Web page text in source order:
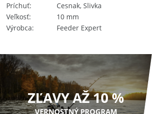
Príchuť
Cesnak, Slivka
Veľkosť
10 mm
Výrobca
Feeder Expert
ZĽAVY AŽ 10 %
VERNOSTNÝ PROGRAM